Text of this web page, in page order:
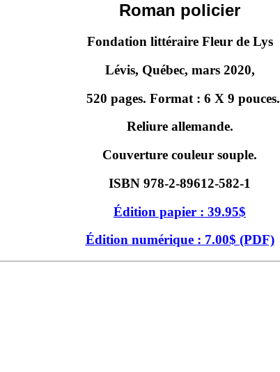
Roman policier
Fondation littéraire Fleur de Lys
Lévis, Québec, mars 2020,
520 pages. Format : 6 X 9 pouces.
Reliure allemande.
Couverture couleur souple.
ISBN 978-2-89612-582-1
Édition papier : 39.95$
Édition numérique : 7.00$ (PDF)